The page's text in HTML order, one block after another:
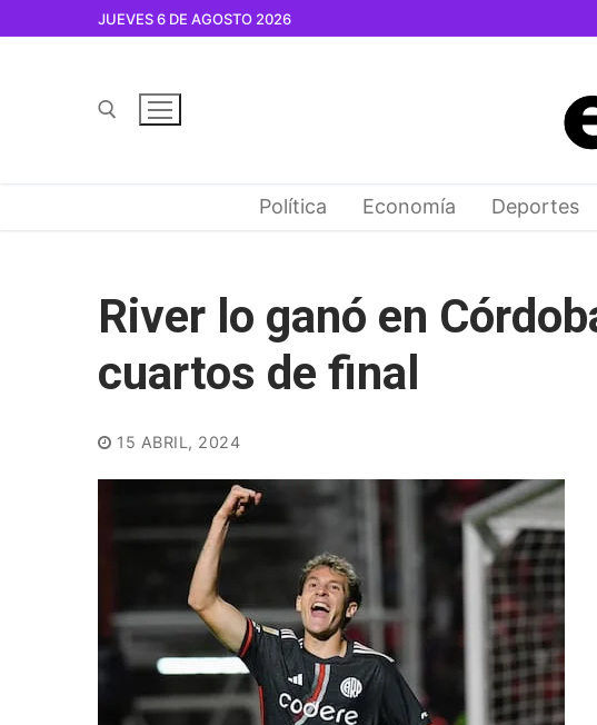
JUEVES 6 DE AGOSTO 2026
Política Economía Deportes
River lo ganó en
cuartos de final
15 ABRIL, 2024